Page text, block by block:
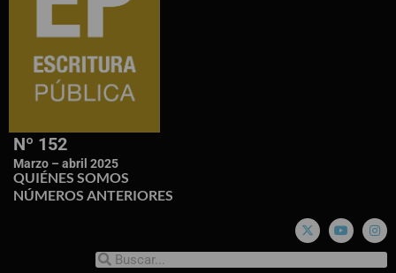
Nº 152
Marzo – abril 2025
QUIÉNES SOMOS
NÚMEROS ANTERIORES